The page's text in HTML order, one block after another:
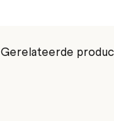
Gerelateerde